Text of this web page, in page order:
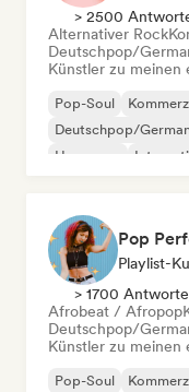
> 2500
Alternativer Rock
Deutschpop/
Künstler zu meinen
Pop-Soul
Deutschpop/
Hyperpop
Pop
Playlist-
> 1700
Afrobeat / Afropop
Deutschpop/
Künstler zu meinen
Pop-Soul